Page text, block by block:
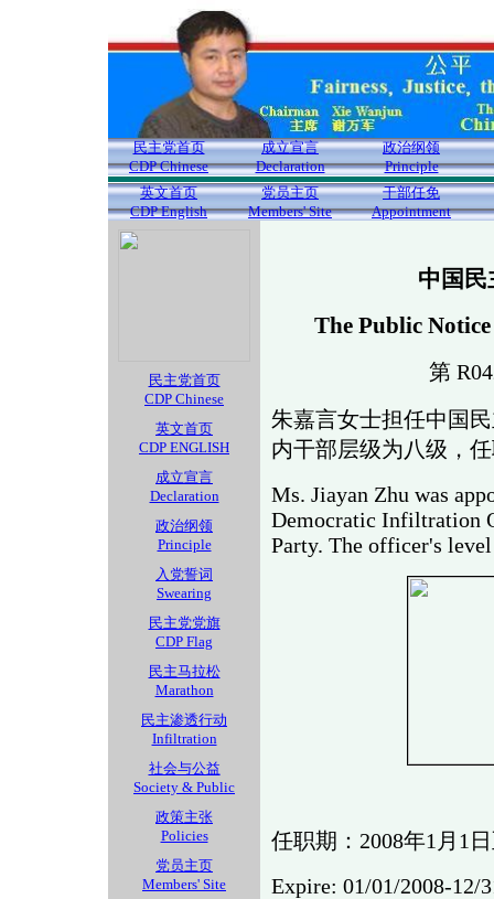
民主党首页
CDP Chinese
成立宣言
Declaration
政治纲领
Principle
英文首页
CDP English
党员主页
Members' Site
干部任免
Appointment
民主党首页
CDP Chinese
英文首页
CDP ENGLISH
成立宣言
Declaration
政治纲领
Principle
入党誓词
Swearing
民主党党旗
CDP Flag
民主马拉松
Marathon
民主渗透行动
Infiltration
社会与公益
Society & Public
政策主张
Policies
党员主页
Members' Site
中国
The Public
第
朱嘉言女士担任中国
内干部层级为八级，
Ms. Jiayan Zhu was
Democratic Infiltration
Party. The officer's
任职期：2008年1月1
Expire: 01/01/2008-12/